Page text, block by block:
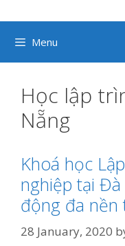
Menu
Học lập
Nẵng
Khoá học
nghiệp tại
động đa nền
28 January, 2020